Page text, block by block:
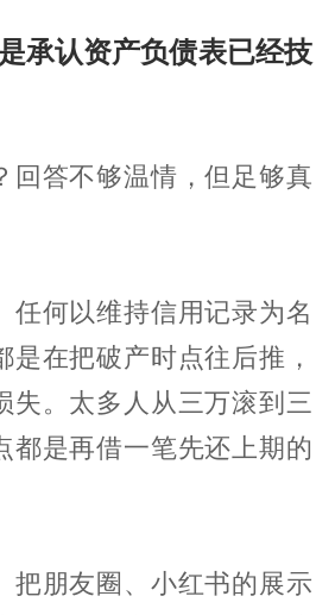
承认资产负债表已经技
回答不够温情，但足够真
任何以维持信用记录为名
是在把破产时点往后推，
失。太多人从三万滚到三
都是再借一笔先还上期的
把朋友圈、小红书的展示